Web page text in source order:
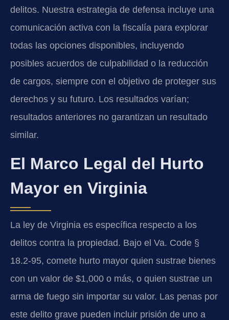
delitos. Nuestra estrategia de defensa incluye una
comunicación activa con la fiscalía para explorar
todas las opciones disponibles, incluyendo
posibles acuerdos de culpabilidad o la reducción
de cargos, siempre con el objetivo de proteger sus
derechos y su futuro. Los resultados varían;
resultados anteriores no garantizan un resultado
similar.
El Marco Legal del Hurto
Mayor en Virginia
La ley de Virginia es específica respecto a los
delitos contra la propiedad. Bajo el Va. Code §
18.2-95, comete hurto mayor quien sustrae bienes
con un valor de $1,000 o más, o quien sustrae un
arma de fuego sin importar su valor. Las penas por
este delito grave pueden incluir prisión de uno a